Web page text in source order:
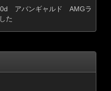
アバンギャルド AMGラ
た